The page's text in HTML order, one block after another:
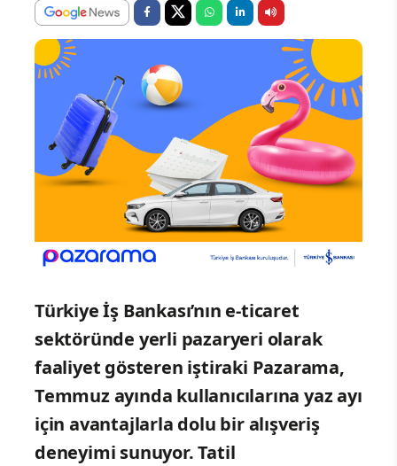
Türkiye İş Bankası’nın e-ticaret
sektöründe yerli pazaryeri olarak
faaliyet gösteren iştiraki Pazarama,
Temmuz ayında kullanıcılarına yaz ayı
için avantajlarla dolu bir alışveriş
deneyimi sunuyor. Tatil